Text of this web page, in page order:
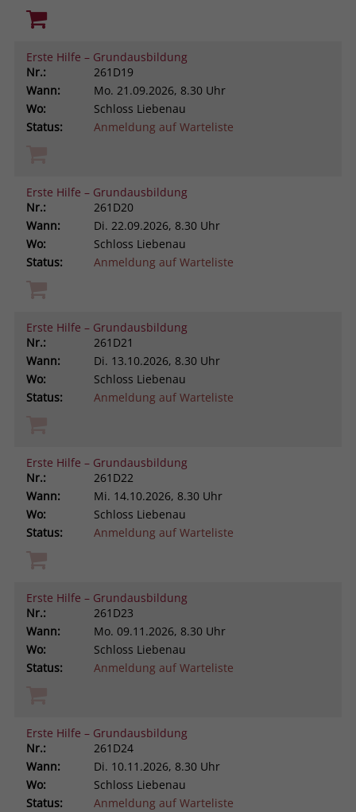
Erste Hilfe – Grundausbildung
Nr.:
261D19
Wann:
Mo. 21.09.2026, 8.30 Uhr
Wo:
Schloss Liebenau
Status:
Anmeldung auf Warteliste
Erste Hilfe – Grundausbildung
Nr.:
261D20
Wann:
Di. 22.09.2026, 8.30 Uhr
Wo:
Schloss Liebenau
Status:
Anmeldung auf Warteliste
Erste Hilfe – Grundausbildung
Nr.:
261D21
Wann:
Di. 13.10.2026, 8.30 Uhr
Wo:
Schloss Liebenau
Status:
Anmeldung auf Warteliste
Erste Hilfe – Grundausbildung
Nr.:
261D22
Wann:
Mi. 14.10.2026, 8.30 Uhr
Wo:
Schloss Liebenau
Status:
Anmeldung auf Warteliste
Erste Hilfe – Grundausbildung
Nr.:
261D23
Wann:
Mo. 09.11.2026, 8.30 Uhr
Wo:
Schloss Liebenau
Status:
Anmeldung auf Warteliste
Erste Hilfe – Grundausbildung
Nr.:
261D24
Wann:
Di. 10.11.2026, 8.30 Uhr
Wo:
Schloss Liebenau
Status:
Anmeldung auf Warteliste